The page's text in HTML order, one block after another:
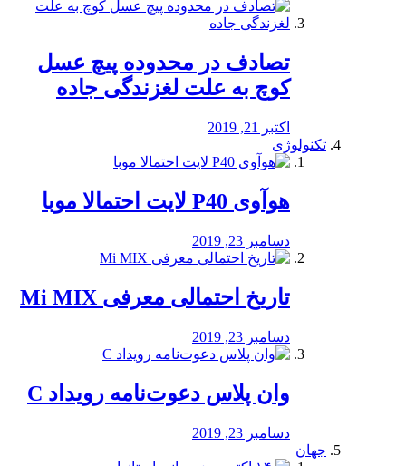
تصادف در محدوده پیچ عسل
کوچ به علت لغزندگی جاده
اکتبر 21, 2019
تکنولوژی
هوآوی P40 لایت احتمالا موبا
دسامبر 23, 2019
تاریخ احتمالی معرفی Mi MIX
دسامبر 23, 2019
وان پلاس دعوت‌نامه رویداد C
دسامبر 23, 2019
جهان